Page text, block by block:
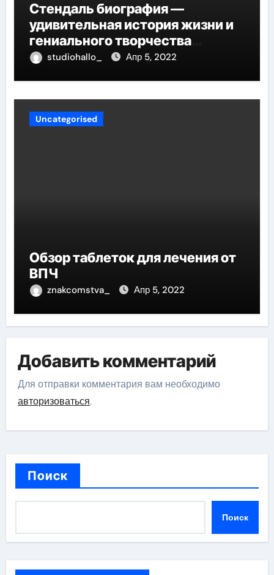
Стендаль биография —
удивительная история жизни и
гениального творчества
великого писателя
studiohallo_ Апр 5, 2022
Uncategorised
Обзор таблеток для лечения от
ВПЧ
znakcomstva_ Апр 5, 2022
Добавить комментарий
Для отправки комментария вам необходимо
авторизоваться.
Поиск
Поиск